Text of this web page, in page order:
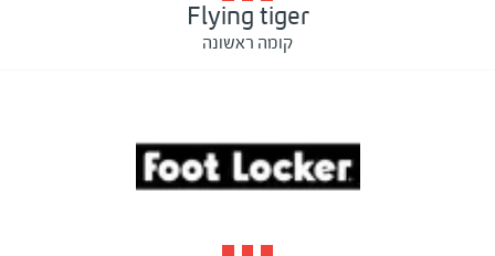
Flying tiger
קומה ראשונה